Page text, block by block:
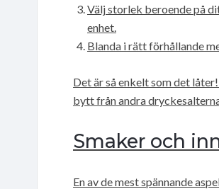
Välj storlek beroende på
enhet.
Blanda i rätt förhållande
Det är så enkelt som det
bytt från andra
Smaker och
En av de mest spännande